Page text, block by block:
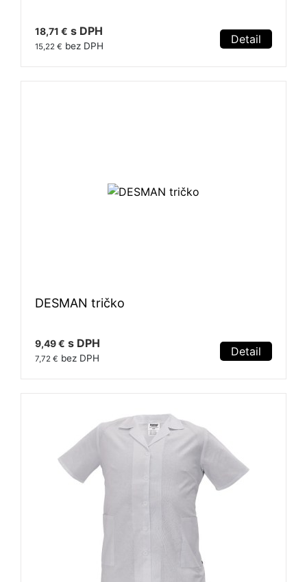
18,71 € s DPH
15,22 € bez DPH Detail
DESMAN tričko
9,49 € s DPH
7,72 € bez DPH Detail